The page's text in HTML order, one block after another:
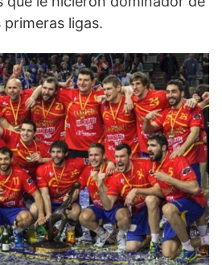
ligas.